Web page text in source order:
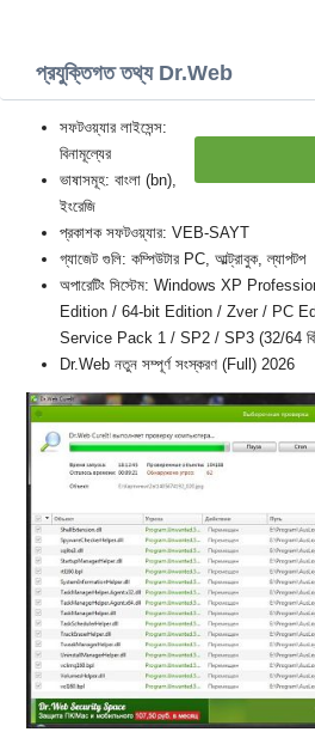
প্রযুক্তিগত তথ্য Dr.Web
সফটওয়্যার লাইসেন্স:
বিনামূল্যের
ভাষাসমূহ: বাংলা (bn),
ইংরেজি
প্রকাশক সফটওয়্যার: VEB-SAYT
গ্যাজেট গুলি: কম্পিউটার PC, আল্ট্রাবুক, ল্যাপটপ
অপারেটিং সিস্টেম: Windows XP
Edition / 64-bit Edition / Zver / PC
Service Pack 1 / SP2 / SP3 (32/64
Dr.Web নতুন সম্পূর্ণ সংস্করণ (Full) 2026